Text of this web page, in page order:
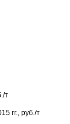
т
гг., руб./т